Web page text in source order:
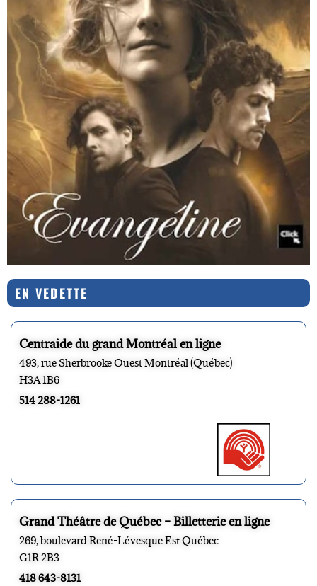
EN VEDETTE
Centraide du grand Montréal en ligne
493, rue Sherbrooke Ouest Montréal (Québec)
H3A 1B6
514 288-1261
Grand Théâtre de Québec – Billetterie en ligne
269, boulevard René-Lévesque Est Québec
G1R 2B3
418 643-8131